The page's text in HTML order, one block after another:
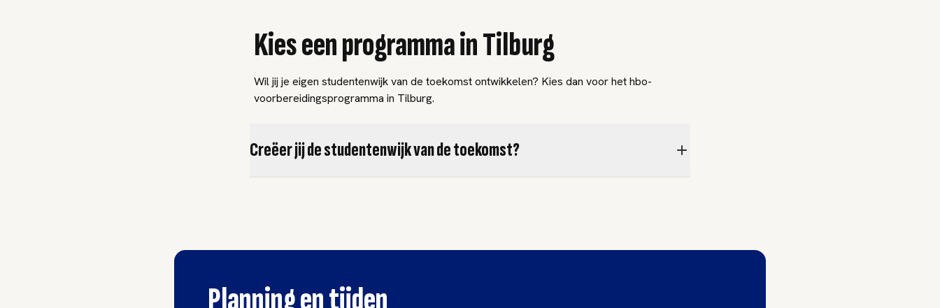
Kies een programma in Tilburg
Wil jij je eigen studentenwijk van de toekomst ontwikkelen? Kies dan voor het hbo-
voorbereidingsprogramma in Tilburg.
Creëer jij de studentenwijk van de toekomst?